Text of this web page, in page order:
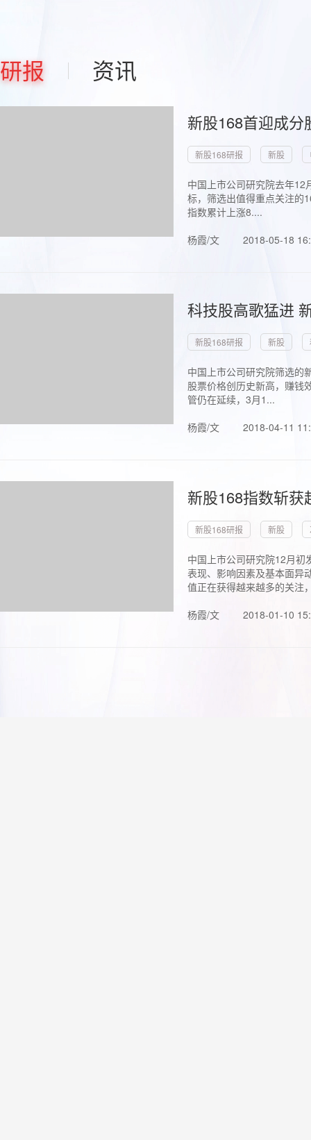
研报 资讯
新股168首迎成
新股168研报 新股
中国上市公司研究院去年
标，筛选出值得重点关注的
指数累计上涨8....
杨霞/文
2018-05-18
科技股高歌猛进
新股168研报 新股
中国上市公司研究院筛选的
股票价格创历史新高，赚钱
管仍在延续，3月1...
杨霞/文
2018-04-11
新股168指数斩
新股168研报 新股
中国上市公司研究院12月初
表现、影响因素及基本面异
值正在获得越来越多的关注
杨霞/文
2018-01-10